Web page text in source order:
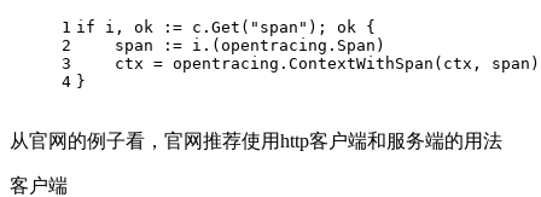
1
2
3
4
if i, ok := c.Get( "span" ); ok {
    span := i.(opentracing.Span)
    ctx = opentracing.ContextWithSpan(ctx, span)
}
从官网的例子看，官网推荐使用http客户端和服务端的用法
客户端